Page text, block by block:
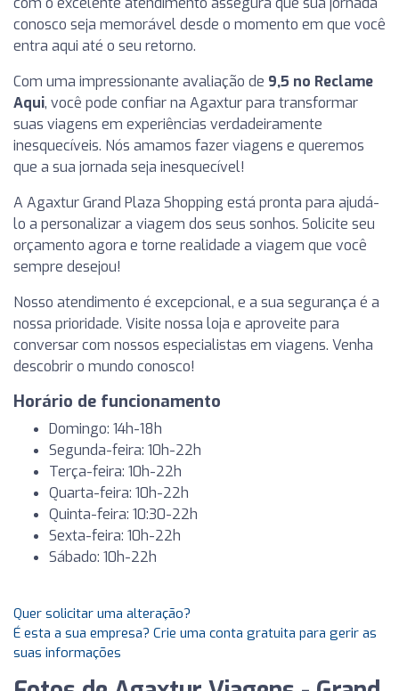
conosco seja memorável desde o momento em que você
entra aqui até o seu retorno.
Com uma impressionante avaliação de 9,5 no Reclame
Aqui, você pode confiar na Agaxtur para transformar
suas viagens em experiências verdadeiramente
inesquecíveis. Nós amamos fazer viagens e queremos
que a sua jornada seja inesquecível!
A Agaxtur Grand Plaza Shopping está pronta para ajudá-
lo a personalizar a viagem dos seus sonhos. Solicite seu
orçamento agora e torne realidade a viagem que você
sempre desejou!
Nosso atendimento é excepcional, e a sua segurança é a
nossa prioridade. Visite nossa loja e aproveite para
conversar com nossos especialistas em viagens. Venha
descobrir o mundo conosco!
Horário de funcionamento
Domingo: 14h-18h
Segunda-feira: 10h-22h
Terça-feira: 10h-22h
Quarta-feira: 10h-22h
Quinta-feira: 10:30-22h
Sexta-feira: 10h-22h
Sábado: 10h-22h
Quer solicitar uma alteração?
É esta a sua empresa? Crie uma conta gratuita para gerir as
suas informações